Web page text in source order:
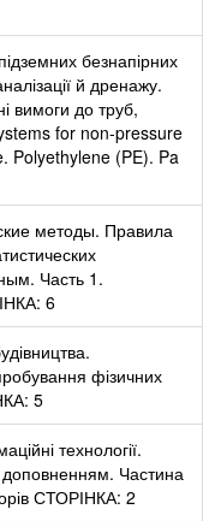
безнапірних
й дренажу.
вимоги до труб,
for non-pressure
Polyethylene (PE). Pa
методы. Правила
Часть 1.
6
фізичних
5
технології.
Частина
СТОРІНКА: 2